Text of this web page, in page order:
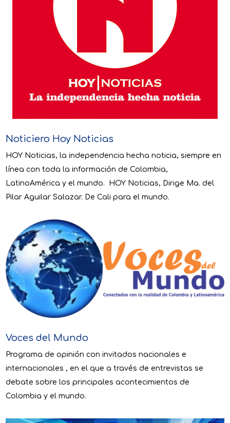
Noticiero Hoy Noticias
HOY Noticias, la independencia hecha noticia, siempre en
línea con toda la información de Colombia,
LatinoAmérica y el mundo. HOY Noticias, Dirige Ma. del
Pilar Aguilar Salazar. De Cali para el mundo.
Voces del Mundo
Programa de opinión con invitados nacionales e
internacionales , en el que a través de entrevistas se
debate sobre los principales acontecimientos de
Colombia y el mundo.